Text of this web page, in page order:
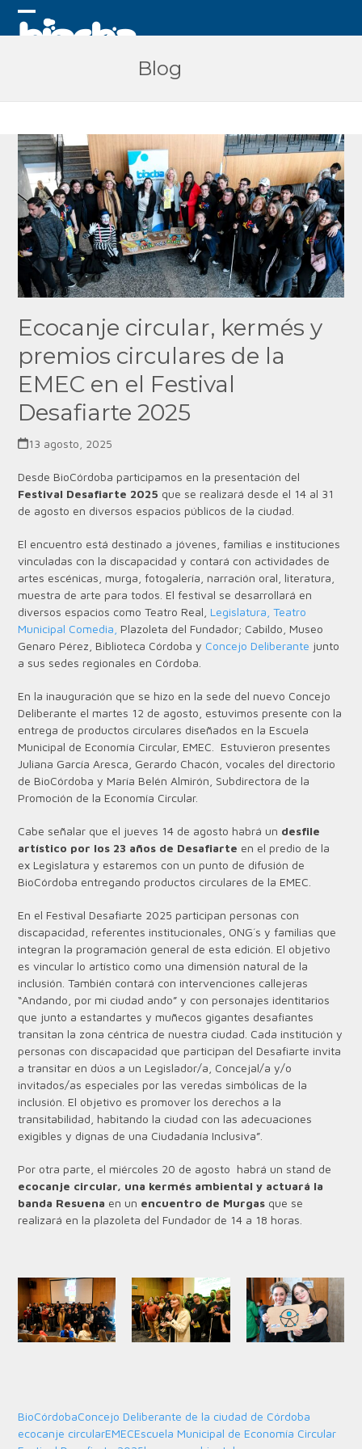
Skip
Open
Close
Blog
Ecocanje circular, kermés y
premios circulares de la
EMEC en el Festival
Desafiarte 2025
13 agosto, 2025
Desde BioCórdoba participamos en la presentación del
Festival Desafiarte 2025 que se realizará desde el 14 al 31
de agosto en diversos espacios públicos de la ciudad.
El encuentro está destinado a jóvenes, familias e instituciones
vinculadas con la discapacidad y contará con actividades de
artes escénicas, murga, fotogalería, narración oral, literatura,
muestra de arte para todos. El festival se desarrollará en
diversos espacios como Teatro Real, Legislatura, Teatro
Municipal Comedia, Plazoleta del Fundador; Cabildo, Museo
Genaro Pérez, Biblioteca Córdoba y Concejo Deliberante junto
a sus sedes regionales en Córdoba.
En la inauguración que se hizo en la sede del nuevo Concejo
Deliberante el martes 12 de agosto, estuvimos presente con la
entrega de productos circulares diseñados en la Escuela
Municipal de Economía Circular, EMEC. Estuvieron presentes
Juliana García Aresca, Gerardo Chacón, vocales del directorio
de BioCórdoba y María Belén Almirón, Subdirectora de la
Promoción de la Economía Circular.
Cabe señalar que el jueves 14 de agosto habrá un desfile
artístico por los 23 años de Desafiarte en el predio de la
ex Legislatura y estaremos con un punto de difusión de
BioCórdoba entregando productos circulares de la EMEC.
En el Festival Desafiarte 2025 participan personas con
discapacidad, referentes institucionales, ONG´s y familias que
integran la programación general de esta edición. El objetivo
es vincular lo artístico como una dimensión natural de la
inclusión. También contará con intervenciones callejeras
“Andando, por mi ciudad ando” y con personajes identitarios
que junto a estandartes y muñecos gigantes desafiantes
transitan la zona céntrica de nuestra ciudad. Cada institución y
personas con discapacidad que participan del Desafiarte invita
a transitar en dúos a un Legislador/a, Concejal/a y/o
invitados/as especiales por las veredas simbólicas de la
inclusión. El objetivo es promover los derechos a la
transitabilidad, habitando la ciudad con las adecuaciones
exigibles y dignas de una Ciudadanía Inclusiva”.
Por otra parte, el miércoles 20 de agosto habrá un stand de
ecocanje circular, una kermés ambiental y actuará la
banda Resuena en un encuentro de Murgas que se
realizará en la plazoleta del Fundador de 14 a 18 horas.
BioCórdobaConcejo Deliberante de la ciudad de Córdoba
ecocanje circularEMECEscuela Municipal de Economía Circular